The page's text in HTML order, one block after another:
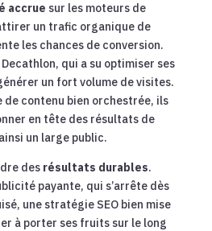
accrue sur les moteurs de
un trafic organique de
les chances de conversion.
Decathlon, qui a su optimiser ses
un fort volume de visites.
de contenu bien orchestrée, ils
en tête des résultats de
un large public.
des résultats durables.
payante, qui s’arrête dès
une stratégie SEO bien mise
à porter ses fruits sur le long